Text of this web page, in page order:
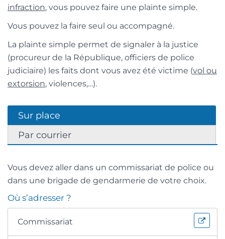
infraction, vous pouvez faire une plainte simple.
Vous pouvez la faire seul ou accompagné.
La plainte simple permet de signaler à la justice
(procureur de la République, officiers de police
judiciaire) les faits dont vous avez été victime (vol ou
extorsion, violences,…).
Sur place
Par courrier
Vous devez aller dans un commissariat de police ou
dans une brigade de gendarmerie de votre choix.
Où s’adresser ?
Commissariat